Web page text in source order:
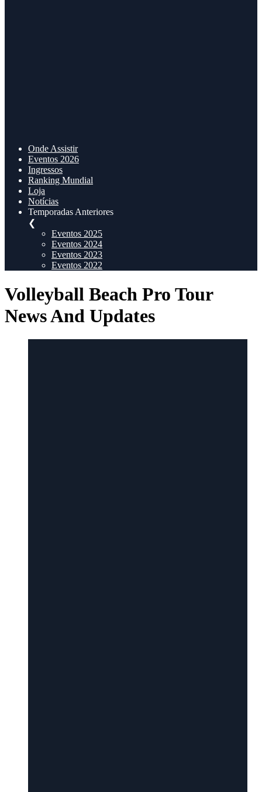
Onde Assistir
Eventos 2026
Ingressos
Ranking Mundial
Loja
Notícias
Temporadas Anteriores
❮
Eventos 2025
Eventos 2024
Eventos 2023
Eventos 2022
Volleyball Beach Pro Tour
News And Updates